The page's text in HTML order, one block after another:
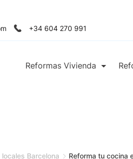
+34 604 270 991
Reformas Vivienda
locales Barcelona
Reforma tu cocina